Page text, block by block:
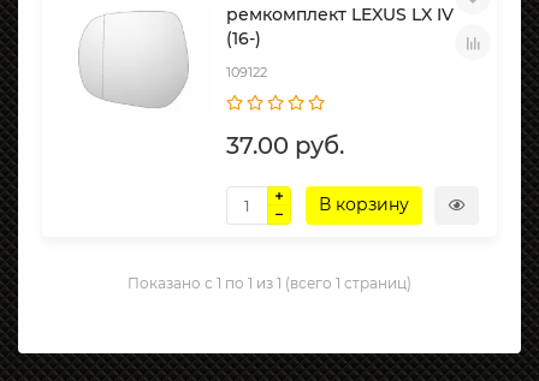
ремкомплект LEXUS LX IV
(16-)
109122
37.00 руб.
В корзину
Показано с 1 по 1 из 1 (всего 1 страниц)